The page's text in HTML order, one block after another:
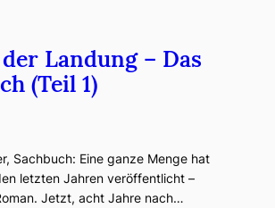
Landung ­­­­– Das
(Teil 1)
Sachbuch: Eine ganze Menge hat
letzten Jahren veröffentlicht ­­­­–
Jetzt, acht Jahre nach…